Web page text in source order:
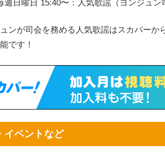
週日曜日 15:40〜：人気歌謡（ヨンジュ
ンが司会を務める人気歌謡はスカパー
です！
イベントなど